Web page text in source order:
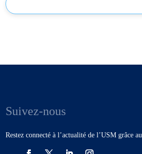
Suivez-nous
Restez connecté à l’actualité de l’USM grâce